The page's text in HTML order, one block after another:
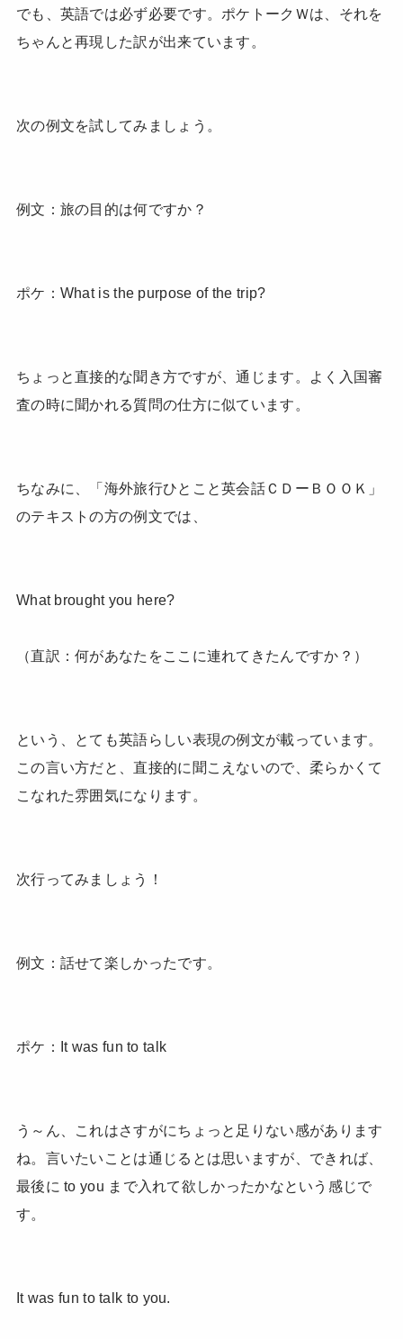
でも、英語では必ず必要です。ポケトークＷは、それを
ちゃんと再現した訳が出来ています。
次の例文を試してみましょう。
例文：旅の目的は何ですか？
ポケ：What is the purpose of the trip?
ちょっと直接的な聞き方ですが、通じます。よく入国審
査の時に聞かれる質問の仕方に似ています。
ちなみに、「海外旅行ひとこと英会話ＣＤーＢＯＯＫ」
のテキストの方の例文では、
What brought you here?
（直訳：何があなたをここに連れてきたんですか？）
という、とても英語らしい表現の例文が載っています。
この言い方だと、直接的に聞こえないので、柔らかくて
こなれた雰囲気になります。
次行ってみましょう！
例文：話せて楽しかったです。
ポケ：It was fun to talk
う～ん、これはさすがにちょっと足りない感があります
ね。言いたいことは通じるとは思いますが、できれば、
最後に to you まで入れて欲しかったかなという感じで
す。
It was fun to talk to you.